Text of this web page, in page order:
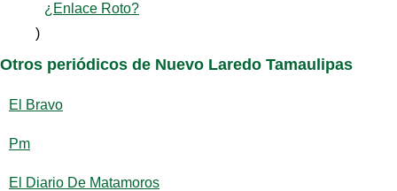
¿Enlace Roto?
)
Otros periódicos de Nuevo Laredo Tamaulipas
El Bravo
Pm
El Diario De Matamoros